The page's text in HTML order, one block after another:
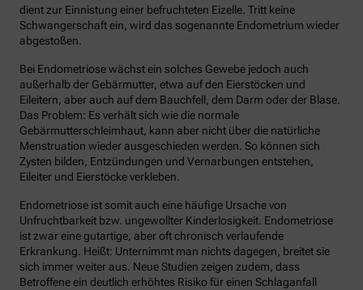
dient zur Einnistung einer befruchteten Eizelle. Tritt keine
Schwangerschaft ein, wird das sogenannte Endometrium wieder
abgestoßen.
Bei Endometriose wächst ein solches Gewebe jedoch auch
außerhalb der Gebärmutter, etwa auf den Eierstöcken und
Eileitern, aber auch auf dem Bauchfell, dem Darm oder der Blase.
Das Problem: Es verhält sich wie die normale
Gebärmutterschleimhaut, kann aber nicht über die natürliche
Menstruation wieder ausgeschieden werden. So können sich
Zysten bilden, Entzündungen und Vernarbungen entstehen,
Eileiter und Eierstöcke verkleben.
Endometriose ist somit auch eine häufige Ursache von
Unfruchtbarkeit bzw. ungewollter Kinderlosigkeit. Endometriose
ist zwar eine gutartige, aber oft chronisch verlaufende
Erkrankung. Heißt: Unternimmt man nichts dagegen, breitet sie
sich immer weiter aus. Neue Studien zeigen zudem, dass
Betroffene ein deutlich erhöhtes Risiko für einen Schlaganfall